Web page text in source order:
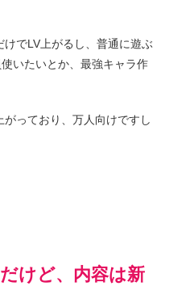
でLV上がるし、普通に遊ぶ
いたいとか、最強キャラ作
っており、万人向けですし
けど、内容は新